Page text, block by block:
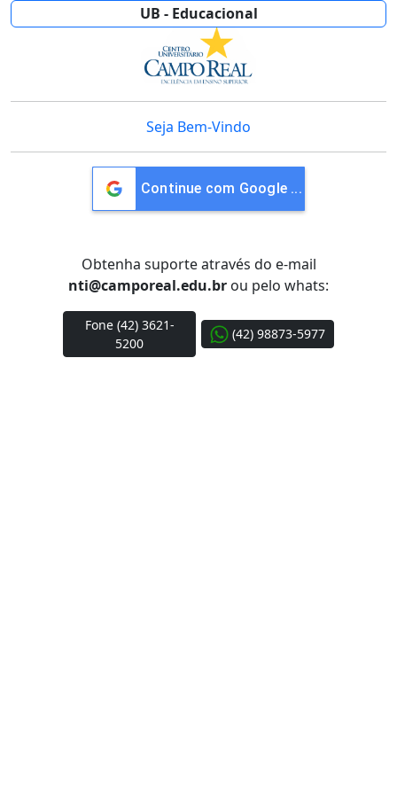
UB - Educacional
Seja Bem-Vindo
Obtenha suporte através do e-mail
nti@camporeal.edu.br ou pelo whats:
Fone (42) 3621-
5200
(42) 98873-5977